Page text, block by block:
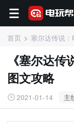
首页 塞尔达传说
《塞尔达
图文攻略
2021-01-14 主